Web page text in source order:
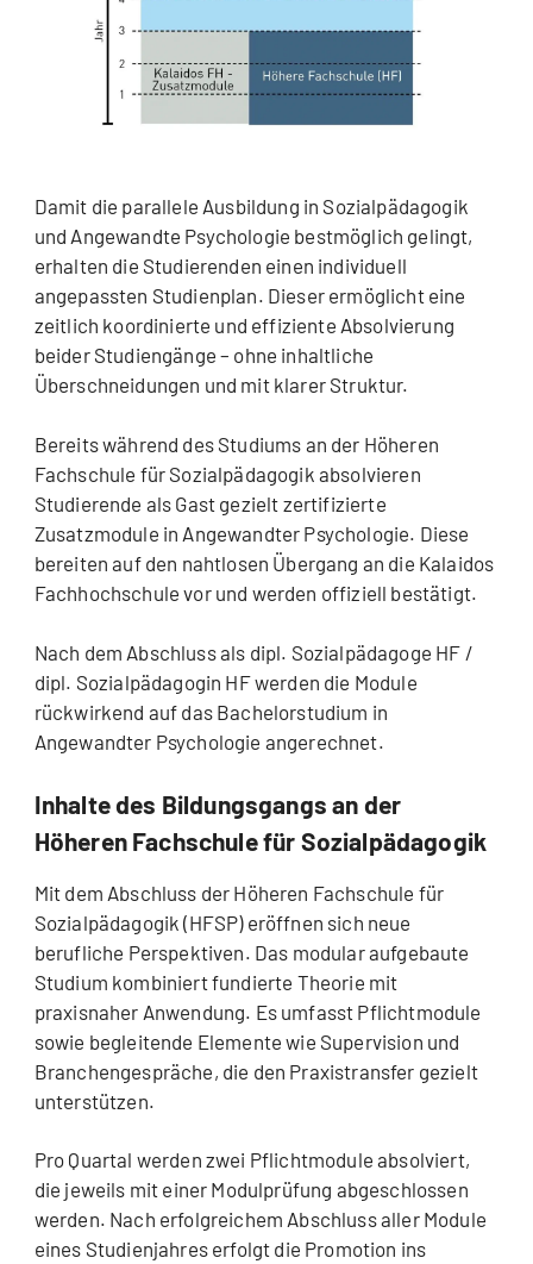
Damit die parallele Ausbildung in Sozialpädagogik
und Angewandte Psychologie bestmöglich gelingt,
erhalten die Studierenden einen individuell
angepassten Studienplan. Dieser ermöglicht eine
zeitlich koordinierte und effiziente Absolvierung
beider Studiengänge – ohne inhaltliche
Überschneidungen und mit klarer Struktur.
Bereits während des Studiums an der Höheren
Fachschule für Sozialpädagogik absolvieren
Studierende als Gast gezielt zertifizierte
Zusatzmodule in Angewandter Psychologie. Diese
bereiten auf den nahtlosen Übergang an die Kalaidos
Fachhochschule vor und werden offiziell bestätigt.
Nach dem Abschluss als dipl. Sozialpädagoge HF /
dipl. Sozialpädagogin HF werden die Module
rückwirkend auf das Bachelorstudium in
Angewandter Psychologie angerechnet.
Inhalte des Bildungsgangs an der
Höheren Fachschule für Sozialpädagogik
Mit dem Abschluss der Höheren Fachschule für
Sozialpädagogik (HFSP) eröffnen sich neue
berufliche Perspektiven. Das modular aufgebaute
Studium kombiniert fundierte Theorie mit
praxisnaher Anwendung. Es umfasst Pflichtmodule
sowie begleitende Elemente wie Supervision und
Branchengespräche, die den Praxistransfer gezielt
unterstützen.
Pro Quartal werden zwei Pflichtmodule absolviert,
die jeweils mit einer Modulprüfung abgeschlossen
werden. Nach erfolgreichem Abschluss aller Module
eines Studienjahres erfolgt die Promotion ins